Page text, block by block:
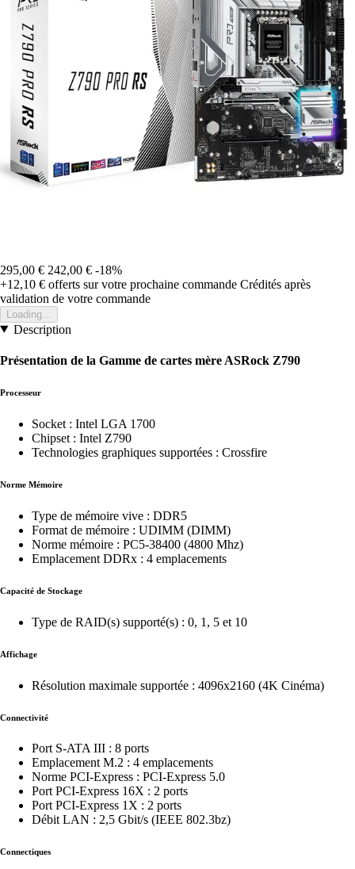
295,00 € 242,00 € -18%
+12,10 € offerts sur votre prochaine commande Crédités après
validation de votre commande
Loading...
Description
Présentation de la Gamme de cartes mère ASRock Z790
Processeur
Socket : Intel LGA 1700
Chipset : Intel Z790
Technologies graphiques supportées : Crossfire
Norme Mémoire
Type de mémoire vive : DDR5
Format de mémoire : UDIMM (DIMM)
Norme mémoire : PC5-38400 (4800 Mhz)
Emplacement DDRx : 4 emplacements
Capacité de Stockage
Type de RAID(s) supporté(s) : 0, 1, 5 et 10
Affichage
Résolution maximale supportée : 4096x2160 (4K Cinéma)
Connectivité
Port S-ATA III : 8 ports
Emplacement M.2 : 4 emplacements
Norme PCI-Express : PCI-Express 5.0
Port PCI-Express 16X : 2 ports
Port PCI-Express 1X : 2 ports
Débit LAN : 2,5 Gbit/s (IEEE 802.3bz)
Connectiques